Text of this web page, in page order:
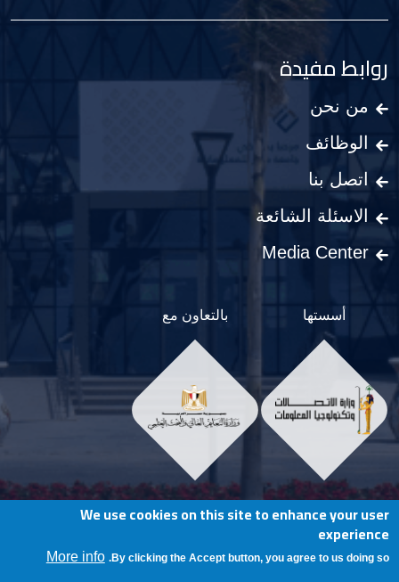
روابط مفيدة
من نحن
الوظائف
اتصل بنا
الاسئلة الشائعة
Media Center
أسستها بالتعاون مع
Social Menu
We use cookies on this site to enhance your user
experience
By clicking the Accept button, you agree to us doing so.
More info